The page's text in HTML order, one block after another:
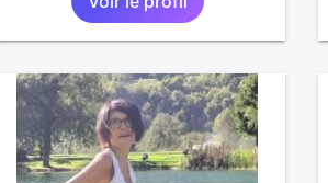
simplement rencontrer un
homme de la région de Orvault
sérieuse !